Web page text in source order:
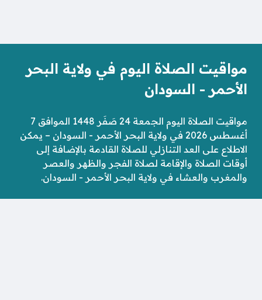
مواقيت الصلاة اليوم في ولاية البحر
الأحمر - السودان
مواقيت الصلاة اليوم الجمعة 24 صَفَر 1448 الموافق 7
أغسطس 2026 في ولاية البحر الأحمر - السودان – يمكن
الاطلاع على العد التنازلي للصلاة القادمة بالإضافة إلى
أوقات الصلاة والإقامة لصلاة الفجر والظهر والعصر
والمغرب والعشاء في ولاية البحر الأحمر - السودان.